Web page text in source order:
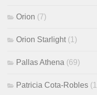
Orion (7)
Orion Starlight (1)
Pallas Athena (69)
Patricia Cota-Robles